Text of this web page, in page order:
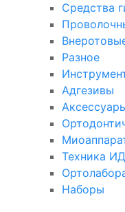
Средства
Разное
Адгезивы
Техника
Наборы